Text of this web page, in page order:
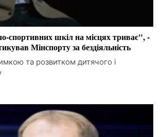
спортивних шкіл на місцях триває", -
Мінспорту за бездіяльність
та розвитком дитячого і